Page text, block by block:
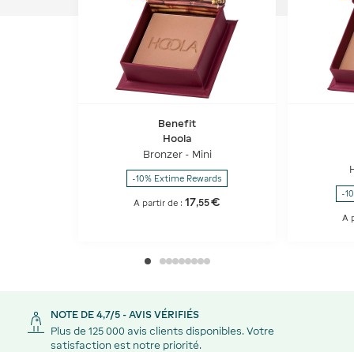
Benefit
Hoola
Bronzer - Mini
-10% Extime Rewards
A partir de : 17,55€
-
A
NOTE DE 4,7/5 - AVIS VÉRIFIÉS
Plus de 125 000 avis clients disponibles. Votre
satisfaction est notre priorité.